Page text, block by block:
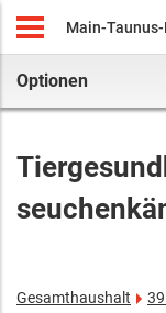
Main-
Optionen
Gesamthaushalt